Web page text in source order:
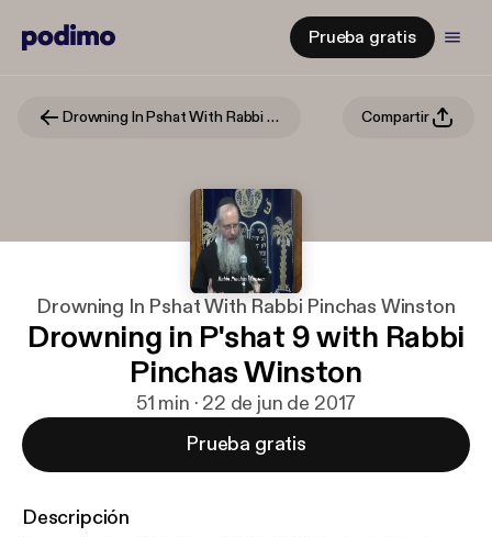
Prueba gratis
Drowning In Pshat With Rabbi Pinchas Winston Compartir
Drowning In Pshat With Rabbi Pinchas Winston
Drowning in P'shat 9 with Rabbi
Pinchas Winston
51 min · 22 de jun de 2017
Prueba gratis
Descripción